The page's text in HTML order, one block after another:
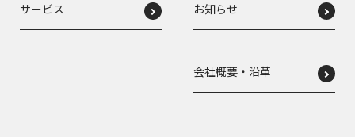
サービス お知らせ
会社概要・沿革